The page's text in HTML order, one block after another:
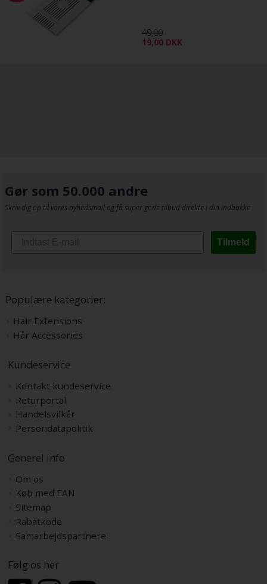
49,00
19,00 DKK
Gør som 50.000 andre
Skriv dig op til vores nyhedsmail og få super gode tilbud direkte i din indbakke
Tilmeld
Populære kategorier:
Hair Extensions
Hår Accessories
Kundeservice
Kontakt kundeservice
Returportal
Handelsvilkår
Persondatapolitik
Generel info
Om os
Køb med EAN
Sitemap
Rabatkode
Samarbejdspartnere
Følg os her